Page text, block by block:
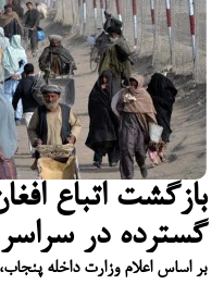
بازگشت اتباع
گسترده در